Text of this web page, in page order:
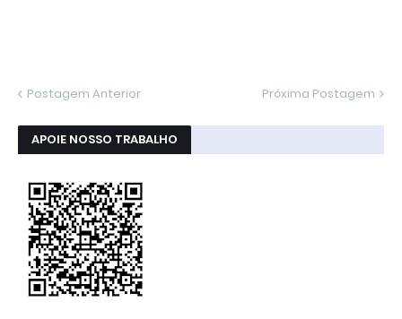
Postagem Anterior Próxima Postagem
APOIE NOSSO TRABALHO